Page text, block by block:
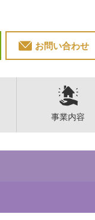
お問い合わせ
事業内容